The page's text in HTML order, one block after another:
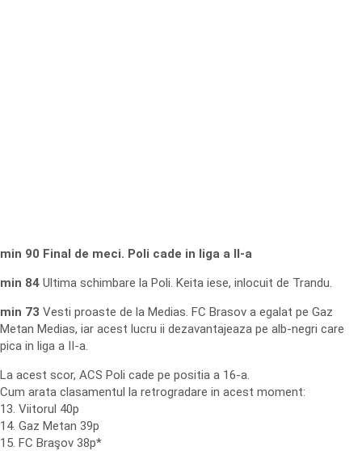
min 90 Final de meci. Poli cade in liga a II-a
min 84 Ultima schimbare la Poli. Keita iese, inlocuit de Trandu.
min 73 Vesti proaste de la Medias. FC Brasov a egalat pe Gaz
Metan Medias, iar acest lucru ii dezavantajeaza pe alb-negri care
pica in liga a II-a.
La acest scor, ACS Poli cade pe positia a 16-a.
Cum arata clasamentul la retrogradare in acest moment:
13. Viitorul 40p
14. Gaz Metan 39p
15. FC Braşov 38p*